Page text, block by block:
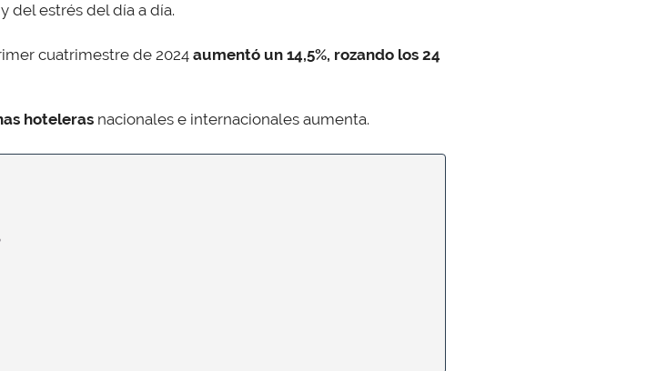
del estrés del día a día.
cuatrimestre de 2024 aumentó un 14,5%, rozando los 24
hoteleras nacionales e internacionales aumenta.